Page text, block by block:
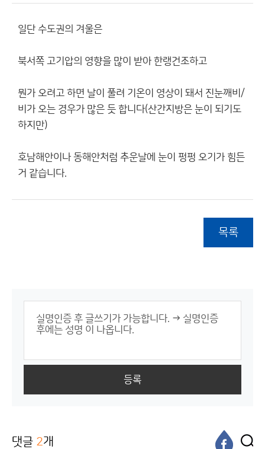
일단 수도권의 겨울은
북서쪽 고기압의 영향을 많이 받아 한랭건조하고
뭔가 오려고 하면 날이 풀려 기온이 영상이 돼서 진눈깨비/
비가 오는 경우가 많은 듯 합니다(산간지방은 눈이 되기도
하지만)
호남해안이나 동해안처럼 추운날에 눈이 펑펑 오기가 힘든
거 같습니다.
목록
등록
댓글 2개